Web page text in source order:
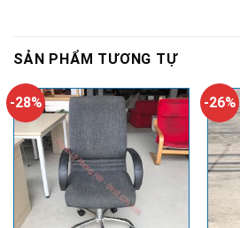
SẢN PHẨM TƯƠNG TỰ
-28% -26%